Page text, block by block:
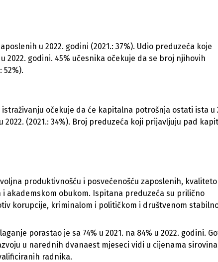
u 2022. godini (2021.: 37%). Udio preduzeća koje
2022. godini. 45% učesnika očekuje da se broj njihovih
52%).
očekuje da će kapitalna potrošnja ostati ista u
(2021.: 34%). Broj preduzeća koji prijavljuju pad
produktivnošću i posvećenošću zaposlenih,
akademskom obukom. Ispitana preduzeća su prilično
korupcije, kriminalom i političkom i društvenom
porastao je sa 74% u 2021. na 84% u 2022. godini.
u narednih dvanaest mjeseci vidi u cijenama
radnika.